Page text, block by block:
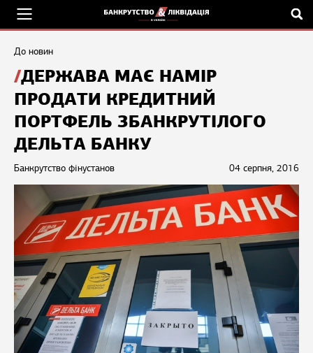
До новин
ДЕРЖАВА МАЄ НАМІР
ПРОДАТИ КРЕДИТНИЙ
ПОРТФЕЛЬ ЗБАНКРУТІЛОГО
ДЕЛЬТА БАНКУ
04 серпня, 2016
Банкрутство фінустанов